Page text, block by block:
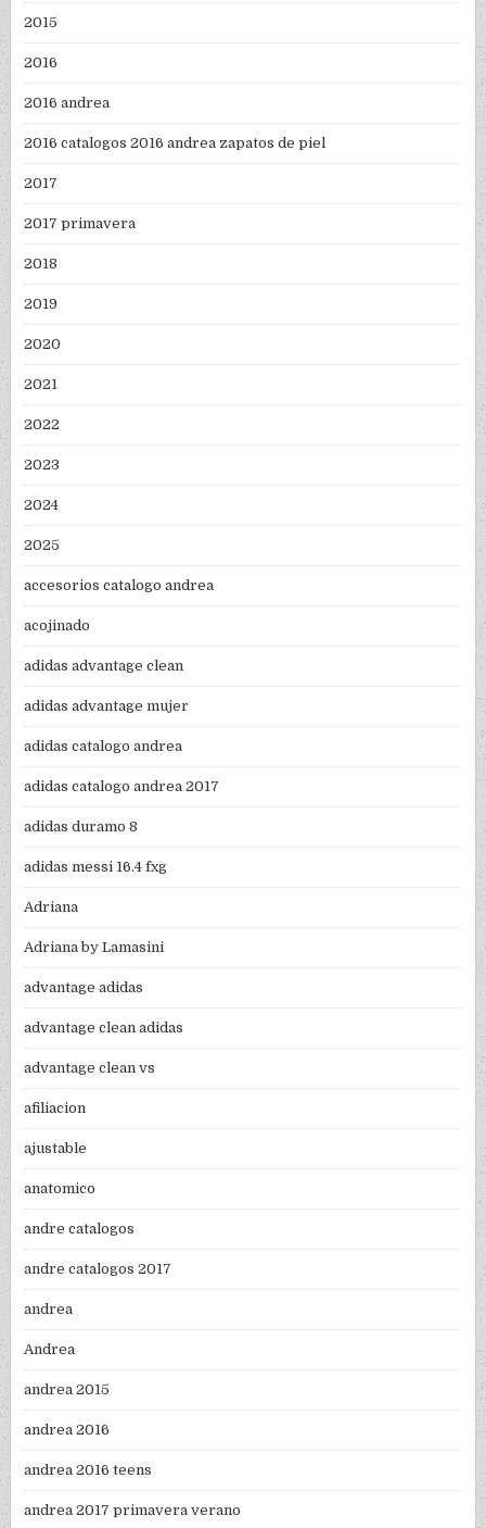
2015
2016
2016 andrea
2016 catalogos 2016 andrea zapatos de piel
2017
2017 primavera
2018
2019
2020
2021
2022
2023
2024
2025
accesorios catalogo andrea
acojinado
adidas advantage clean
adidas advantage mujer
adidas catalogo andrea
adidas catalogo andrea 2017
adidas duramo 8
adidas messi 16.4 fxg
Adriana
Adriana by Lamasini
advantage adidas
advantage clean adidas
advantage clean vs
afiliacion
ajustable
anatomico
andre catalogos
andre catalogos 2017
andrea
Andrea
andrea 2015
andrea 2016
andrea 2016 teens
andrea 2017 primavera verano